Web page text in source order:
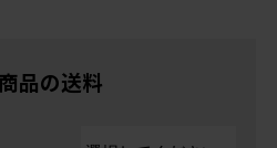
品の送料